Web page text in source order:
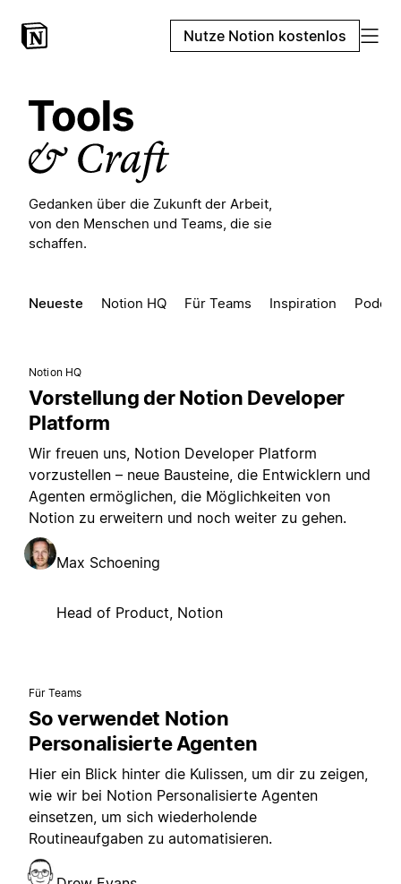
Nutze Notion kostenlos
Gedanken über die Zukunft der Arbeit,
von den Menschen und Teams, die sie
schaffen.
Neueste Notion HQ Für Teams Inspiration
Notion HQ
Vorstellung der Notion Developer
Platform
Wir freuen uns, Notion Developer Platform
vorzustellen – neue Bausteine, die Entwicklern und
Agenten ermöglichen, die Möglichkeiten von
Notion zu erweitern und noch weiter zu gehen.
Max Schoening
Head of Product, Notion
Für Teams
So verwendet Notion
Personalisierte Agenten
Hier ein Blick hinter die Kulissen, um dir zu zeigen,
wie wir bei Notion Personalisierte Agenten
einsetzen, um sich wiederholende
Routineaufgaben zu automatisieren.